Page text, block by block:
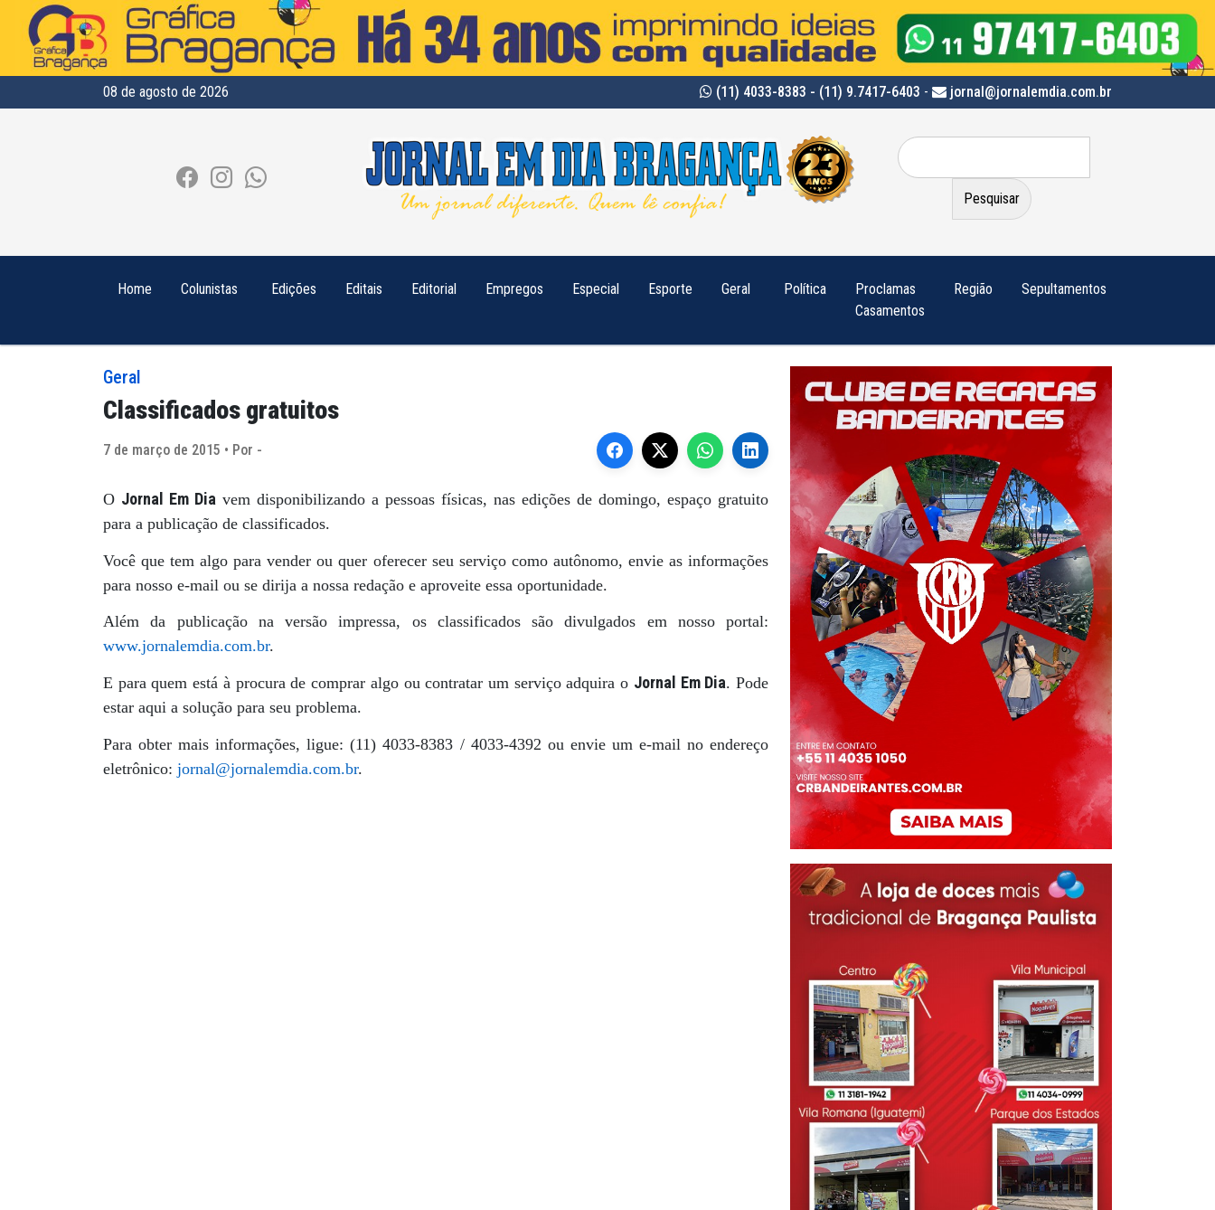
08 de agosto de 2026 (11) 4033-8383 - (11) 9.7417-6403 - jornal@jornalemdia.com.br
Pesquisar
por:
Home Colunistas Edições Editais Editorial Empregos Especial Esporte Geral Política
Proclamas
Casamentos
Região Sepultamentos
Geral
Classificados gratuitos
7 de março de 2015 • Por -
O Jornal Em Dia vem disponibilizando a pessoas físicas, nas edições de domingo, espaço gratuito
para a publicação de classificados.
Você que tem algo para vender ou quer oferecer seu serviço como autônomo, envie as informações
para nosso e-mail ou se dirija a nossa redação e aproveite essa oportunidade.
Além da publicação na versão impressa, os classificados são divulgados em nosso portal:
www.jornalemdia.com.br.
E para quem está à procura de comprar algo ou contratar um serviço adquira o Jornal Em Dia. Pode
estar aqui a solução para seu problema.
Para obter mais informações, ligue: (11) 4033-8383 / 4033-4392 ou envie um e-mail no endereço
eletrônico: jornal@jornalemdia.com.br.